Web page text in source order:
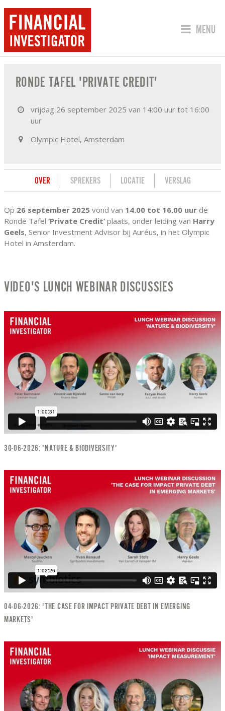
SPRING
MENU
OVER RONDE TAFEL 'PRIVATE CREDIT'
RONDE TAFEL 'PRIVATE CREDIT'
vrijdag 26 september 2025 van 14:00 uur tot 16:00
uur
Olympic Hotel, Amsterdam
OVER SPREKERS LOCATIE VERSLAG
Op 26 september 2025 vond van 14.00 tot 16.00 uur de
Ronde Tafel ‘Private Credit’ plaats, onder leiding van Harry
Geels, Senior Investment Advisor bij Auréus, in het Olympic
Hotel in Amsterdam.
VIDEO'S LUNCH WEBINAR DISCUSSIES
30-06-2026: 'NATURE & BIODIVERSITY'
04-06-2026: 'THE CASE FOR IMPACT PRIVATE DEBT IN EMERGING
MARKETS'